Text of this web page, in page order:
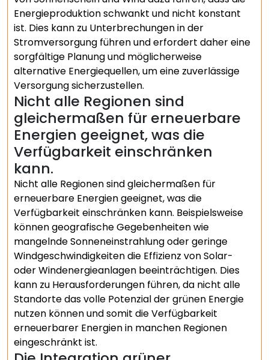
Energieproduktion schwankt und nicht konstant
ist. Dies kann zu Unterbrechungen in der
Stromversorgung führen und erfordert daher eine
sorgfältige Planung und möglicherweise
alternative Energiequellen, um eine zuverlässige
Versorgung sicherzustellen.
Nicht alle Regionen sind
gleichermaßen für erneuerbare
Energien geeignet, was die
Verfügbarkeit einschränken
kann.
Nicht alle Regionen sind gleichermaßen für
erneuerbare Energien geeignet, was die
Verfügbarkeit einschränken kann. Beispielsweise
können geografische Gegebenheiten wie
mangelnde Sonneneinstrahlung oder geringe
Windgeschwindigkeiten die Effizienz von Solar-
oder Windenergieanlagen beeinträchtigen. Dies
kann zu Herausforderungen führen, da nicht alle
Standorte das volle Potenzial der grünen Energie
nutzen können und somit die Verfügbarkeit
erneuerbarer Energien in manchen Regionen
eingeschränkt ist.